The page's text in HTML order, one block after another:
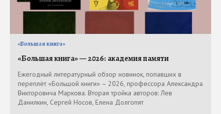
«Большая книга»
«Большая книга» — 2026: академия памяти
Ежегодный литературный обзор новинок, попавших в
переплёт «Большой книги» – 2026, профессора Александра
Викторовича Маркова. Вторая тройка авторов: Лев
Данилкин, Сергей Носов, Елена Долгопят